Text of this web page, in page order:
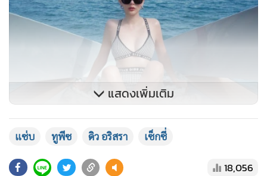
แสดงเพิ่มเติม
แซ่บ ทูพีซ ดิว อริสรา เซ็กซี่
18,056